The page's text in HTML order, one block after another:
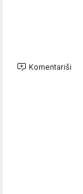
Komentariši